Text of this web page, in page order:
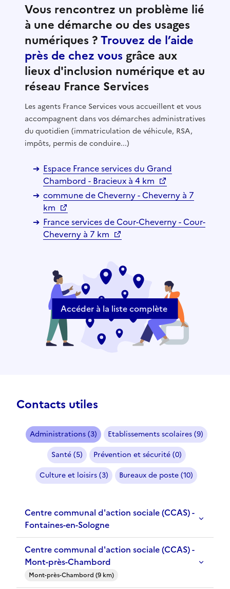
Vous rencontrez un problème lié
à une démarche ou des usages
numériques ?Trouvez de l’aide
près de chez vous grâce aux
lieux d'inclusion numérique et au
réseau France Services
Les agents France Services vous accueillent et vous
accompagnent dans vos démarches administratives
du quotidien (immatriculation de véhicule, RSA,
impôts, permis de conduire...)
Espace France services du Grand
Chambord - Bracieux à 4 km
commune de Cheverny - Cheverny à 7
km
France services de Cour-Cheverny - Cour-
Cheverny à 7 km
Accéder à la liste complète
Contacts utiles
Administrations (3)
Etablissements scolaires (9)
Santé (5)
Prévention et sécurité (0)
Culture et loisirs (3)
Bureaux de poste (10)
Centre communal d'action sociale (CCAS) -
Fontaines-en-Sologne
Centre communal d'action sociale (CCAS) -
Mont-près-Chambord
Mont-près-Chambord (9 km)